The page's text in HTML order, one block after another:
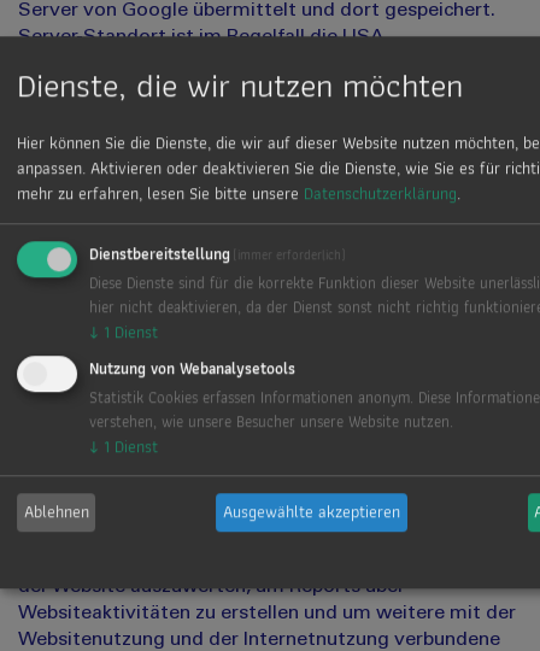
Server von Google übermittelt und dort gespeichert.
Server-Standort ist im Regelfall die USA.
Das Setzen von Google-Analytics-Cookies erfolgt auf
dieser Website haben wir ein berechtigtes Interesse an
der Analyse des Nutzerverhaltens, um unser
Webangebot und ggf. auch Werbung zu optimieren.
IP-Anonymisierung
Wir setzen Google Analytics in Verbindung mit der
dass Google Ihre IP-Adresse innerhalb von
Mitgliedstaaten der Europäischen Union oder in
anderen Vertragsstaaten des Abkommens über den
Europäischen Wirtschaftsraum vor der Übermittlung in
die USA kürzt. Es kann Ausnahmefälle geben, in denen
Google die volle IP-Adresse an einen Server in den USA
überträgt und dort kürzt. In unserem Auftrag wird
der Website auszuwerten, um Reports über
Websiteaktivitäten zu erstellen und um weitere mit der
Websitenutzung und der Internetnutzung verbundene
Dienste, die wir nutzen möchten
Hier können Sie die Dienste, die wir auf dieser Website nutzen möchten,
anpassen. Aktivieren oder deaktivieren Sie die Dienste, wie Sie es für
mehr zu erfahren, lesen Sie bitte unsere Datenschutzerklärung.
Dienstbereitstellung (immer erforderlich)
Diese Dienste sind für die korrekte Funktion dieser Website
hier nicht deaktivieren, da der Dienst sonst nicht richtig
↓ 1 Dienst
Nutzung von Webanalysetools
Statistik Cookies erfassen Informationen anonym. Diese
verstehen, wie unsere Besucher unsere Website nutzen.
↓ 1 Dienst
Ablehnen Ausgewählte akzeptieren